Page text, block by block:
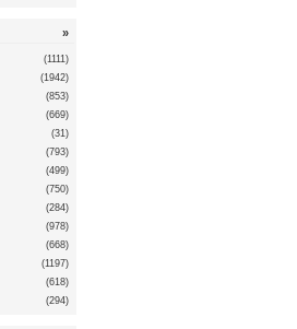
»
(1111)
(1942)
(853)
(669)
(31)
(793)
(499)
(750)
(284)
(978)
(668)
(1197)
(618)
(294)